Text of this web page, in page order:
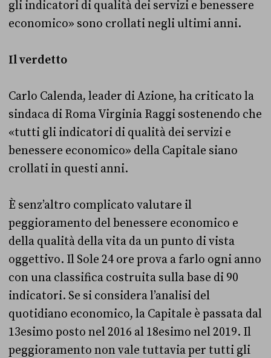
gli indicatori di qualità dei servizi e benessere
economico» sono crollati negli ultimi anni.
Il verdetto
Carlo Calenda, leader di Azione, ha criticato la
sindaca di Roma Virginia Raggi sostenendo che
«tutti gli indicatori di qualità dei servizi e
benessere economico» della Capitale siano
crollati in questi anni.
È senz’altro complicato valutare il
peggioramento del benessere economico e
della qualità della vita da un punto di vista
oggettivo. Il Sole 24 ore prova a farlo ogni anno
con una classifica costruita sulla base di 90
indicatori. Se si considera l’analisi del
quotidiano economico, la Capitale è passata dal
13esimo posto nel 2016 al 18esimo nel 2019. Il
peggioramento non vale tuttavia per tutti gli